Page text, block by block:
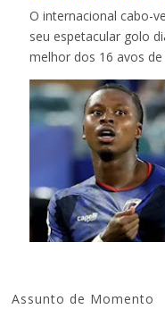
O internacional cabo-
seu espetacular golo
melhor dos 16 avos de
Assunto de Momento